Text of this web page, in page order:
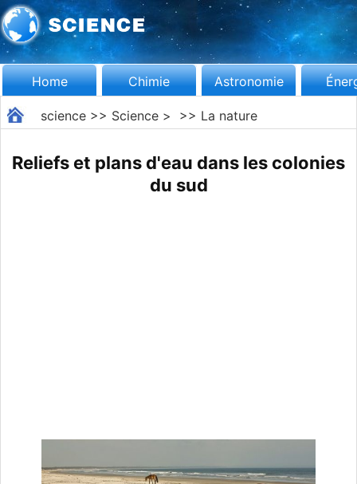
Home Chimie Astronomie
science>> Science> >> La nature
Reliefs et plans d'eau dans les colonies
du sud